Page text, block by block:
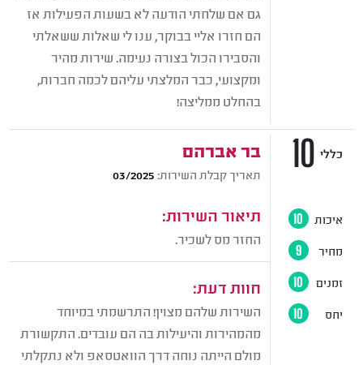
גם אם שלחתי הודעה לא בשעות הפעילות אז
הם חזרו אליי בבוקר, ענו לי שאלות ששאלתי
והסבירו הכול בצורה נעימה. שירות מהיר
ומקצועי, כבר המלצתי עליהם לכמה חברות,
בהחלט ממליצה!
בר אברהם
תאריך קבלת השירות: 03/2025
תיאור השירות:
החזר מס לשכיר.
חוות דעת:
השירות שלהם מצוין! התרשמתי במיוחד
מהמהירות והיעילות בה הם עובדים. התקשורת
מולם הייתה נוחה דרך הוואטסאפ ולא נתקלתי
10 כללי
איכות 10
מחיר 9
זמנים 10
יחס 10